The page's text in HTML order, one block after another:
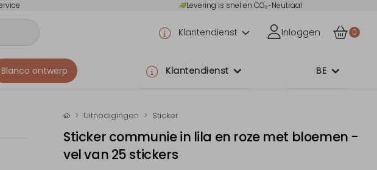
Levering is snel en CO₂-Neutraal
Klantendienst Inloggen 0
Blanco ontwerp Klantendienst BE
Uitnodigingen Sticker
Sticker communie in lila en roze met bloemen -
vel van 25 stickers